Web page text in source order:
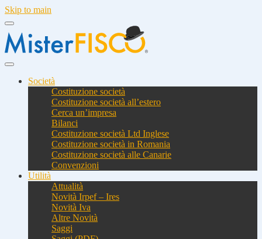
Skip to main
Società
Costituzione società
Costituzione società all’estero
Cerca un’impresa
Bilanci
Costituzione società Ltd Inglese
Costituzione società in Romania
Costituzione società alle Canarie
Convenzioni
Utilità
Attualità
Novità Irpef – Ires
Novità Iva
Altre Novità
Saggi